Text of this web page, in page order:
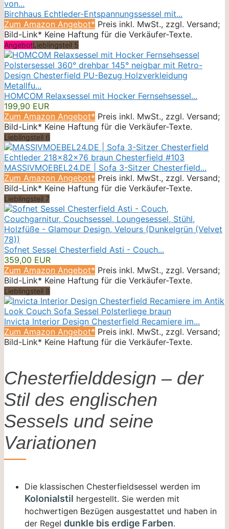
Birchhaus Echtleder-Entspannungssessel mit...
Zum Amazon Angebot* Preis inkl. MwSt., zzgl. Versand;
Bild-Link* Keine Haftung für die Verkäufer-Texte.
AngebotLieblingsteil 5
HOMCOM Relaxsessel mit Hocker Fernsehsessel...
199,90 EUR
Zum Amazon Angebot* Preis inkl. MwSt., zzgl. Versand;
Bild-Link* Keine Haftung für die Verkäufer-Texte.
Lieblingsteil 6
MASSIVMOEBEL24.DE | Sofa 3-Sitzer Chesterfield...
Zum Amazon Angebot* Preis inkl. MwSt., zzgl. Versand;
Bild-Link* Keine Haftung für die Verkäufer-Texte.
Lieblingsteil 7
Sofnet Sessel Chesterfield Asti - Couch...
359,00 EUR
Zum Amazon Angebot* Preis inkl. MwSt., zzgl. Versand;
Bild-Link* Keine Haftung für die Verkäufer-Texte.
Lieblingsteil 8
Invicta Interior Design Chesterfield Recamiere im...
Zum Amazon Angebot* Preis inkl. MwSt., zzgl. Versand;
Bild-Link* Keine Haftung für die Verkäufer-Texte.
Chesterfielddesign – der
Stil des englischen
Sessels und seine
Variationen
Die klassischen Chesterfieldsessel werden im
Kolonialstil hergestellt. Sie werden mit
hochwertigen Bezügen ausgestattet und haben in
der Regel dunkle bis erdige Farben.